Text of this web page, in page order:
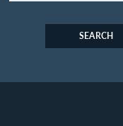
SEARCH